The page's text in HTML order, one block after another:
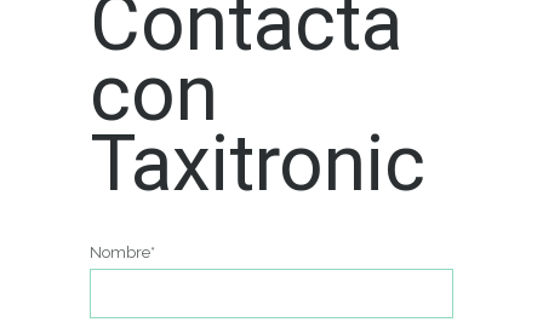
Contacta
con
Taxitronic
Nombre*